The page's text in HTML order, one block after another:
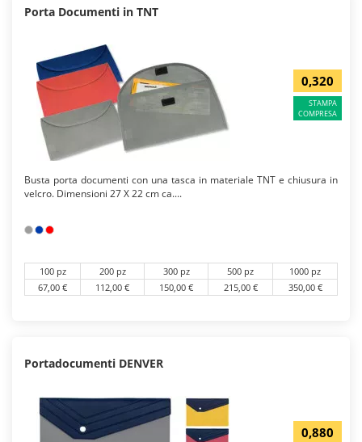
Porta Documenti in TNT
0,320
STAMPA
COMPRESA
Busta porta documenti con una tasca in materiale TNT e chiusura in
velcro. Dimensioni 27 X 22 cm ca....
100 pz 200 pz 300 pz 500 pz
1000 pz
67,00 €
112,00 € 150,00 € 215,00 € 350,00 €
Portadocumenti DENVER
0,880